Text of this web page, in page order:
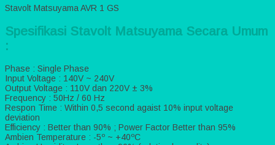
Stavolt Matsuyama AVR 1 GS
Spesifikasi Stavolt Matsuyama Secara Umum
:
Phase : Single Phase
Input Voltage : 140V ~ 240V
Output Voltage : 110V dan 220V ± 3%
Frequency : 50Hz / 60 Hz
Respon Time : Within 0,5 second agaist 10% input voltage
deviation
Efficiency : Better than 90% ; Power Factor Better than 95%
Ambien Temperature : -5º ~ +40ºC